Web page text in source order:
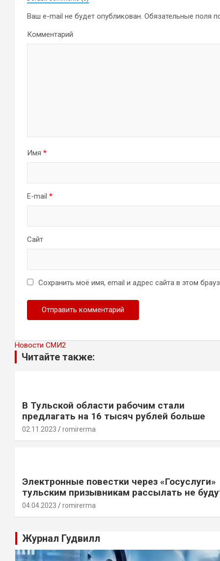
Ваш e-mail не будет опубликован. Обязательные поля
Комментарий
Имя *
E-mail *
Сайт
Сохранить моё имя, email и адрес сайта в этом
Новости СМИ2
Читайте также:
В Тульской области рабочим стали
предлагать на 16 тысяч рублей больше
02.11.2023 romirerma
Электронные повестки через «Госуслуги»
тульским призывникам рассылать не
04.04.2023 romirerma
Журнал Гудвилл